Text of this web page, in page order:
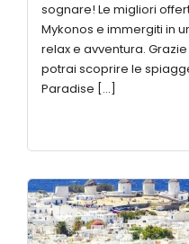
sognare! Le migliori
Mykonos e immergiti in
relax e avventura.
potrai scoprire le
Paradise […]